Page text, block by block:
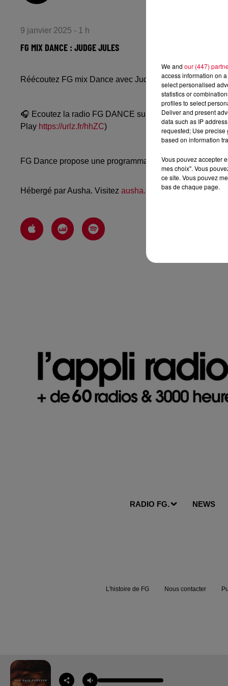
9 janvier 2025 - 1 h
FG MIX DANCE : JUDGE JULES
Réécoutez FG mix Dance avec Judge Jules du mercredi
🎧 Ecoutez la radio FG DANCE sur
www.radiofg.com/fg-
Play https://urlz.fr/hhZC)
FG Dance propose une programmation dance, EDM,
Hébergé par Ausha. Visitez ausha.co/politique-de-
RADIO FG. NEWS
L'histoire de FG Nous contacter
We and our (447)
access information on
select personalised
statistics or
profiles to select
Deliver and present
data such as IP
requested; Use precise
based on information
Vous pouvez accepter
mes choix". Vous
ce site. Vous pouvez
bas de chaque page.